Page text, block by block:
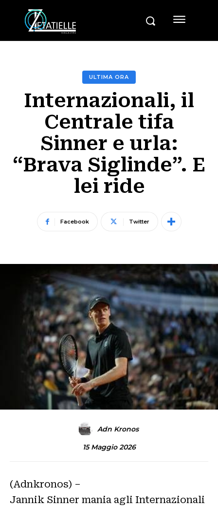
ULTIMA ORA
Internazionali, il
Centrale tifa
Sinner e urla:
“Brava Siglinde”. E
lei ride
Facebook Twitter
Adn Kronos
15 Maggio 2026
(Adnkronos) –
Jannik Sinner mania agli Internazionali